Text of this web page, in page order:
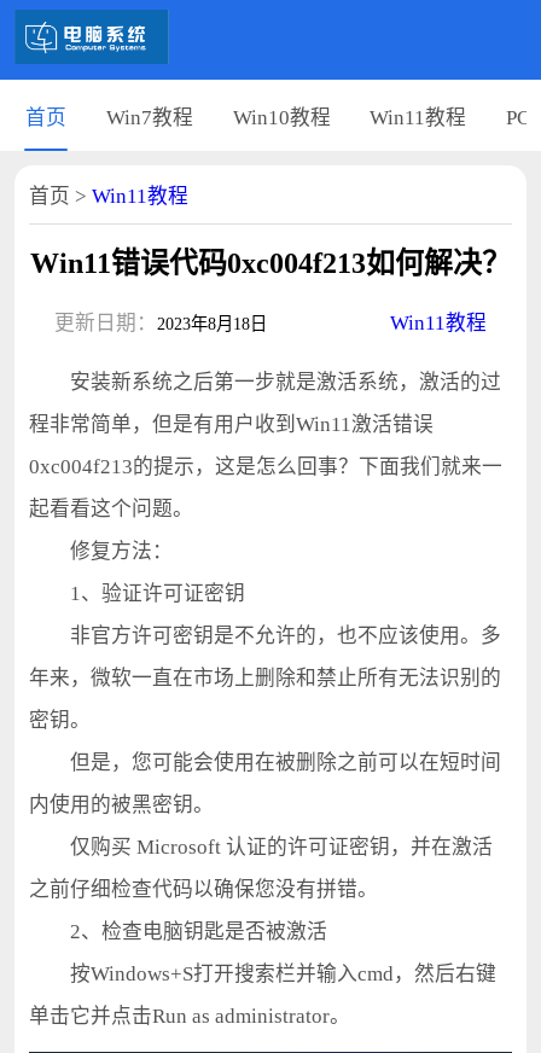
首页 Win7教程 Win10教程 Win11教程 PC
首页 > Win11教程
Win11错误代码0xc004f213如何解决？
更新日期： 2023年8月18日 Win11教程
安装新系统之后第一步就是激活系统，激活的过
程非常简单，但是有用户收到Win11激活错误
0xc004f213的提示，这是怎么回事？下面我们就来一
起看看这个问题。
修复方法：
1、验证许可证密钥
非官方许可密钥是不允许的，也不应该使用。多
年来，微软一直在市场上删除和禁止所有无法识别的
密钥。
但是，您可能会使用在被删除之前可以在短时间
内使用的被黑密钥。
仅购买 Microsoft 认证的许可证密钥，并在激活
之前仔细检查代码以确保您没有拼错。
2、检查电脑钥匙是否被激活
按Windows+S打开搜索栏并输入cmd，然后右键
单击它并点击Run as administrator。